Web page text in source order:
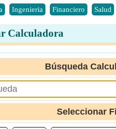
Ingenieria Financiero Salud
Calculadora
Búsqueda
Seleccionar